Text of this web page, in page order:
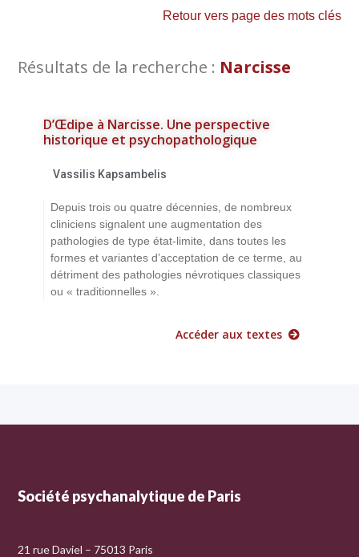
Retour vers page des mots clés
Résultats de la recherche : Narcisse
D’Œdipe à Narcisse. Une perspective
historique et psychopathologique
Vassilis Kapsambelis
Depuis trois ou quatre décennies, de nombreux
cliniciens signalent une augmentation des
pathologies de type état-limite, dans toutes les
formes et variantes d’acceptation de ce terme, au
détriment des pathologies névrotiques classiques
ou « traditionnelles ».
Accéder aux textes
Société psychanalytique de Paris
21 rue Daviel – 75013 Paris